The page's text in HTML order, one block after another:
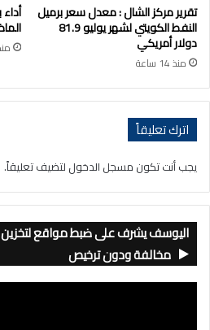
تقرير مركز الشال : معدل سعر برميل
النفط الكويتي لشهر يوليو 81.9
دولار أمريكي
منذ 14 ساعة
منذ
اترك تعليقاً
يجب أنت تكون مسجل الدخول لتضيف تعليقاً.
اليوسف يشرف على ضبط مواقع لتخزين
مخالفة ودون ترخيص